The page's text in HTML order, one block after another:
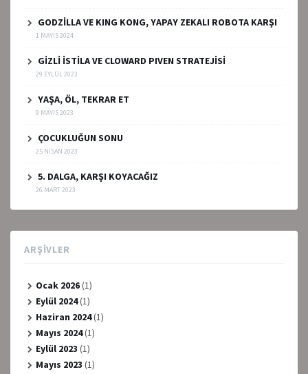
GODZİLLA VE KING KONG, YAPAY ZEKALI ROBOTA KARŞI
1 MAYIS 2024
GİZLİ İSTİLA VE CLOWARD PIVEN STRATEJİSİ
29 EYLÜL 2023
YAŞA, ÖL, TEKRAR ET
9 MAYIS 2023
ÇOCUKLUĞUN SONU
25 NISAN 2023
5. DALGA, KARŞI KOYACAĞIZ
26 MART 2023
ARŞIVLER
Ocak 2026(1)
Eylül 2024(1)
Haziran 2024(1)
Mayıs 2024(1)
Eylül 2023 (1)
Mayıs 2023 (1)